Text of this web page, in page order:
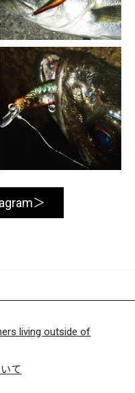
living outside of
て